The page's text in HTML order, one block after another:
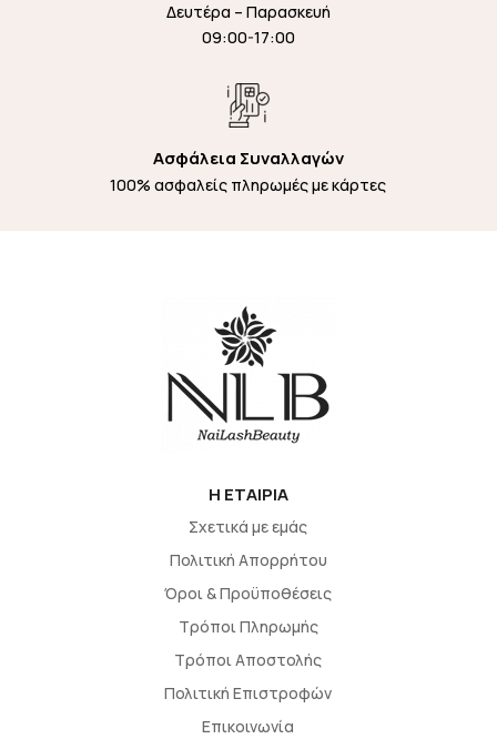
Δευτέρα – Παρασκευή
09:00-17:00
Ασφάλεια Συναλλαγών
100% ασφαλείς πληρωμές με κάρτες
H EΤΑΙΡΙΑ
Σχετικά με εμάς
Πολιτική Απορρήτου
Όροι & Προϋποθέσεις
Τρόποι Πληρωμής
Τρόποι Αποστολής
Πολιτική Επιστροφών
Επικοινωνία